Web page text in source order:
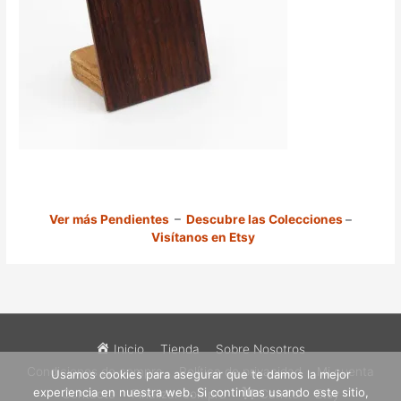
Ver más Pendientes – Descubre las Colecciones–
Visítanos en Etsy
Inicio Tienda
Sobre Nosotros
Condiciones de compra
Política de privacidad
Mi cuenta
Contacto
Finalizar compra Carrito Etsy
Usamos cookies para asegurar que te damos la mejor
experiencia en nuestra web. Si continúas usando este sitio,